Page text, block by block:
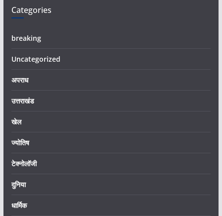
Categories
breaking
Uncategorized
अपराध
उत्तराखंड
खेल
ज्योतिष
टेक्नोलॉजी
दुनिया
धार्मिक